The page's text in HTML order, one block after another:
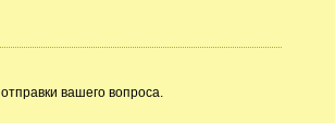
вашего вопроса.